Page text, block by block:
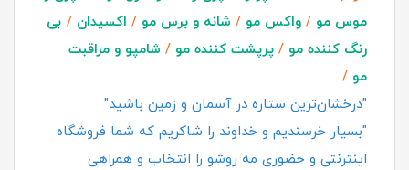
موس مو / واکس مو / شانه و برس مو / اکسیدان / بی
رنگ کننده مو / پرپشت کننده مو / شامپو و مراقبت
مو /
"درخشان‌ترین ستاره در آسمان و زمین باشید"
"بسیار خرسندیم و خداوند را شاکریم که شما فروشگاه
اینترنتی و حضوری مه روشو را انتخاب و همراهی